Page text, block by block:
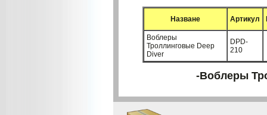
Назване Артикул
Воблеры
Троллинговые Deep
Diver
DPD-
210
-Воблеры